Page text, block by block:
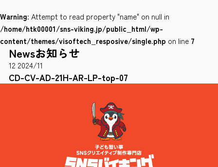
0120-78-8169
［受付時間］ 9：00～18：00 ※土・日・祝祭日・年末年始は除く
お問い合わせはこちら
Warning: Attempt to read property "name" on null in
/home/htk00001/sns-viking.jp/public_html/wp-
content/themes/visoftech_resposive/single.php on line 7
Newsお知らせ
12 2024/11
CD-CV-AD-21H-AR-LP-top-07